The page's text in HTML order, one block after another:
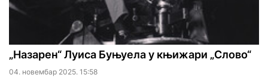
„Назарен“ Луиса Буњуела у књижари „Слово“
04. новембар 2025. 15:58